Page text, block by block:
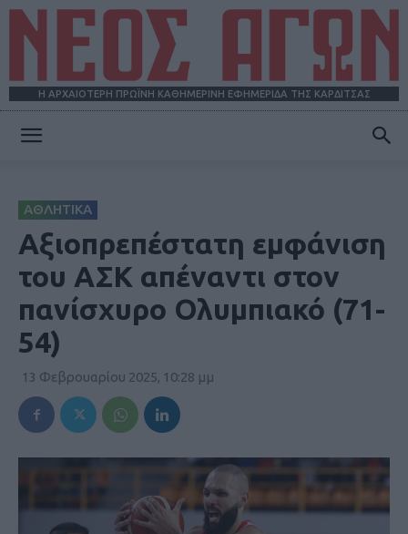
Η ΑΡΧΑΙΟΤΕΡΗ ΠΡΩΪΝΗ ΚΑΘΗΜΕΡΙΝΗ ΕΦΗΜΕΡΙΔΑ ΤΗΣ ΚΑΡΔΙΤΣΑΣ
ΑΘΛΗΤΙΚΑ
Αξιοπρεπέστατη εμφάνιση
του ΑΣΚ απέναντι στον
πανίσχυρο Ολυμπιακό (71-
54)
13 Φεβρουαρίου 2025, 10:28 μμ